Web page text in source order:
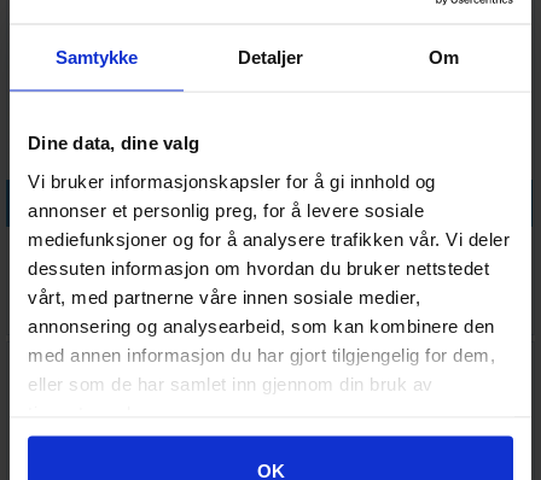
Samtykke Detaljer Om
Dine data, dine valg
Vi bruker informasjonskapsler for å gi innhold og
annonser et personlig preg, for å levere sosiale
mediefunksjoner og for å analysere trafikken vår. Vi deler
dessuten informasjon om hvordan du bruker nettstedet
vårt, med partnerne våre innen sosiale medier,
annonsering og analysearbeid, som kan kombinere den
med annen informasjon du har gjort tilgjengelig for dem,
eller som de har samlet inn gjennom din bruk av
Googles retningslinjer for personvern
OK
Legg i handlekurven
Det har man ju hört - SVENSK
Ventes inn
27.08.2026
Legg i handlekurven
Fish Fight Partyspill
lager: